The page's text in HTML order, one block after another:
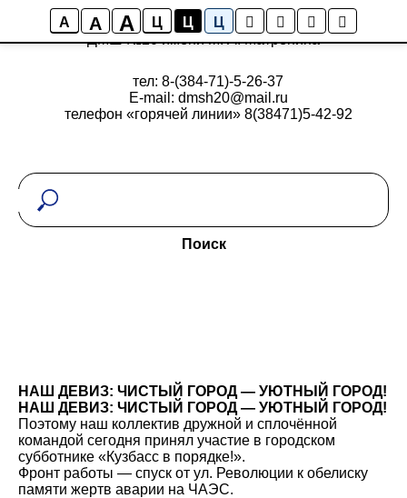
A A A Ц Ц
Ц
ДМШ №20 имени М. А. Матренина
тел: 8-(384-71)-5-26-37
E-mail: dmsh20@mail.ru
телефон «горячей линии» 8(38471)5-42-92
Поиск
НАШ ДЕВИЗ: ЧИСТЫЙ ГОРОД — УЮТНЫЙ ГОРОД!
НАШ ДЕВИЗ: ЧИСТЫЙ ГОРОД — УЮТНЫЙ ГОРОД!
Поэтому наш коллектив дружной и сплочённой
командой сегодня принял участие в городском
субботнике «Кузбасс в порядке!».
Фронт работы — спуск от ул. Революции к обелиску
памяти жертв аварии на ЧАЭС.